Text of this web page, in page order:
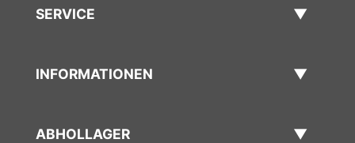
SERVICE
INFORMATIONEN
ABHOLLAGER